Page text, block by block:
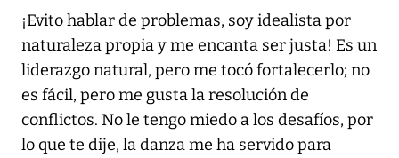
¡Evito hablar de problemas, soy idealista por
naturaleza propia y me encanta ser justa! Es un
liderazgo natural, pero me tocó fortalecerlo; no
es fácil, pero me gusta la resolución de
conflictos. No le tengo miedo a los desafíos, por
lo que te dije, la danza me ha servido para